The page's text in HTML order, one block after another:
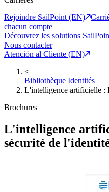
Rejoindre SailPoint (EN)
chacun compte
Découvrez les solutions
Nous contacter
Atención al Cliente (EN)
<
Bibliothèque Identités
L'intelligence artificielle :
Brochures
L'intelligence
sécurité de